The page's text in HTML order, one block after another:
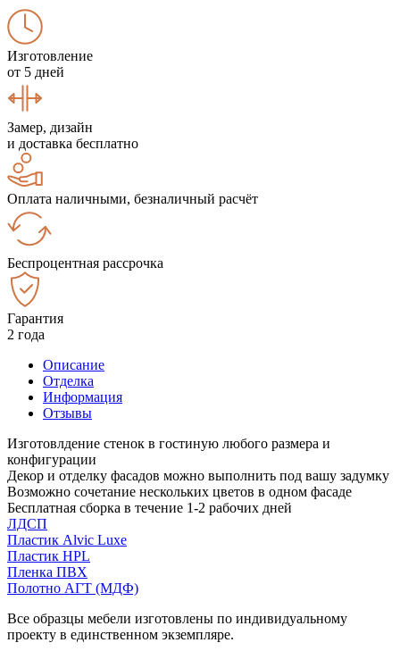
Изготовление
от 5 дней
Замер, дизайн
и доставка бесплатно
Оплата наличными, безналичный расчёт
Беспроцентная рассрочка
Гарантия
2 года
Описание
Отделка
Информация
Отзывы
Изготовлдение стенок в гостиную любого размера и
конфигурации
Декор и отделку фасадов можно выполнить под вашу задумку
Возможно сочетание нескольких цветов в одном фасаде
Бесплатная сборка в течение 1-2 рабочих дней
ЛДСП
Пластик Alvic Luxe
Пластик HPL
Пленка ПВХ
Полотно АГТ (МДФ)
Все образцы мебели изготовлены по индивидуальному
проекту в единственном экземпляре.